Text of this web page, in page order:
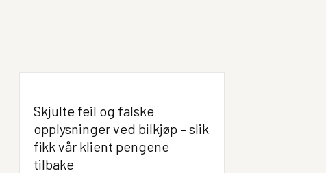
Skjulte feil og falske
opplysninger ved bilkjøp – slik
fikk vår klient pengene
tilbake